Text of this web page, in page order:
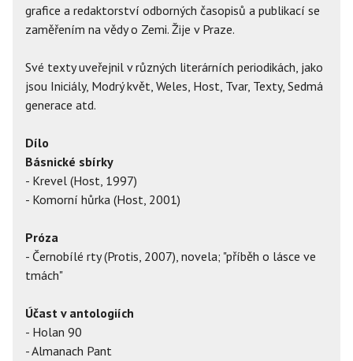
grafice a redaktorství odborných časopisů a publikací se
zaměřením na vědy o Zemi. Žije v Praze.
Své texty uveřejnil v různých literárních periodikách, jako
jsou Iniciály, Modrý květ, Weles, Host, Tvar, Texty, Sedmá
generace atd.
Dílo
Básnické sbírky
- Krevel (Host, 1997)
- Komorní hůrka (Host, 2001)
Próza
- Černobílé rty (Protis, 2007), novela; "příběh o lásce ve
tmách"
Účast v antologiích
- Holan 90
- Almanach Pant